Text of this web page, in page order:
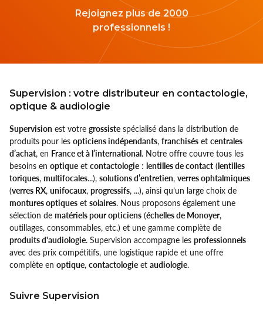
Rejoignez plus de 2000
professionnels !
Supervision : votre distributeur en contactologie,
optique & audiologie
Supervision est votre grossiste spécialisé dans la distribution de
produits pour les opticiens indépendants, franchisés et centrales
d’achat, en France et à l’international. Notre offre couvre tous les
besoins en optique et contactologie : lentilles de contact (lentilles
toriques, multifocales...), solutions d’entretien, verres ophtalmiques
(verres RX, unifocaux, progressifs, ...), ainsi qu’un large choix de
montures optiques et solaires. Nous proposons également une
sélection de matériels pour opticiens (échelles de Monoyer,
outillages, consommables, etc.) et une gamme complète de
produits d'audiologie. Supervision accompagne les professionnels
avec des prix compétitifs, une logistique rapide et une offre
complète en optique, contactologie et audiologie.
Suivre Supervision